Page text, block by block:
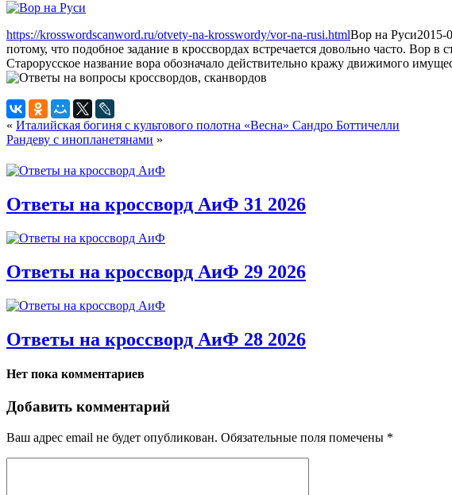
https://krosswordscanword.ru/otvety-na-krosswordy/vor-na-rusi.htmlВор на Руси2015-
потому, что подобное задание в кроссвордах встречается довольно часто. Вор
Старорусское название вора обозначало действительно кражу движимого
« Италийская богиня с культового полотна «Весна» Сандро Боттичелли
Рандеву с инопланетянами »
Ответы на кроссворд АиФ 31 2026
Ответы на кроссворд АиФ 29 2026
Ответы на кроссворд АиФ 28 2026
Нет пока комментариев
Добавить комментарий
Ваш адрес email не будет опубликован. Обязательные поля помечены *